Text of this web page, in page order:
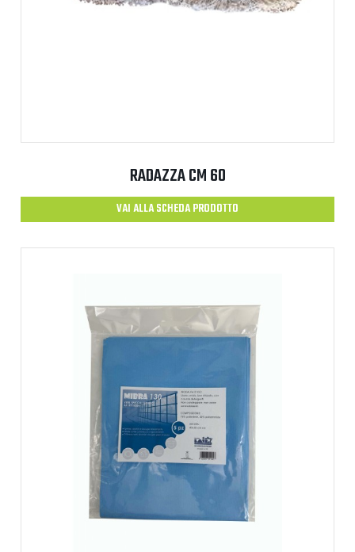
RADAZZA CM 60
VAI ALLA SCHEDA PRODOTTO